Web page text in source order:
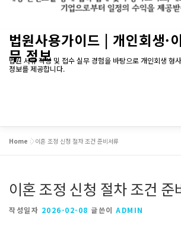
법원사용가이드 | 개인회생·
무 정보
법원 서류 작성 및 접수 실무 경험을 바탕으로 개인회생 형
정보를 제공합니다.
Home »이혼 조정 신청 절차 조건 준비서류
이혼 조정 신청 절차 조건 준
작성일자 2026-02-08 글쓴이 ADMIN